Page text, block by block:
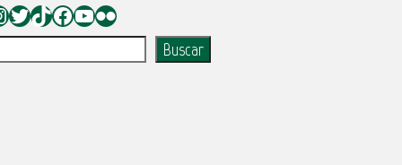
Twitter
TikTokFacebook
YouTube
Flickr
Buscar